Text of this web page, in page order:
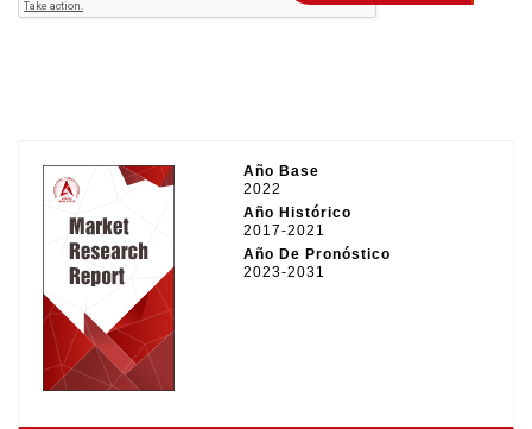
Año Base
2022
Año Histórico
2017-2021
Año De Pronóstico
2023-2031